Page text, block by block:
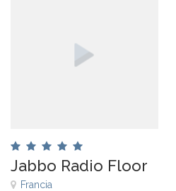
Jabbo Radio Floor
Francia